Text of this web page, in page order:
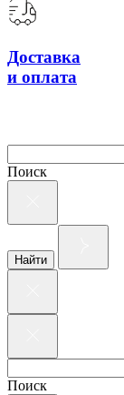
Доставка
и оплата
Поиск
Найти
Поиск